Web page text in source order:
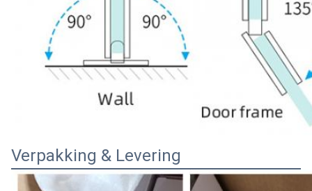
Verpakking & Levering